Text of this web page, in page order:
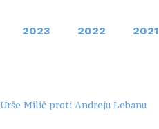
2023 2022 2021
Milič proti Andreju Lebanu